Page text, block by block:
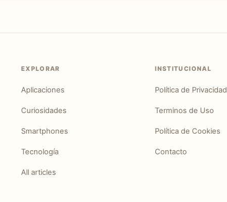
EXPLORAR
Aplicaciones
Curiosidades
Smartphones
Tecnología
All articles
INSTITUCIONAL
Política de Privacidad
Terminos de Uso
Política de Cookies
Contacto